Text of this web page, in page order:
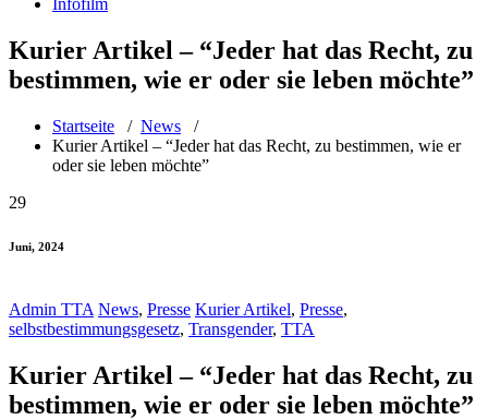
Infofilm
Kurier Artikel – “Jeder hat das Recht, zu
bestimmen, wie er oder sie leben möchte”
Startseite / News /
Kurier Artikel – “Jeder hat das Recht, zu bestimmen, wie er
oder sie leben möchte”
29
Juni, 2024
Admin TTA News, Presse Kurier Artikel, Presse,
selbstbestimmungsgesetz, Transgender, TTA
Kurier Artikel – “Jeder hat das Recht, zu
bestimmen, wie er oder sie leben möchte”